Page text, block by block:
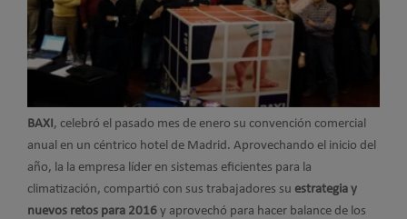
BAXI, celebró el pasado mes de enero su convención comercial
anual en un céntrico hotel de Madrid. Aprovechando el inicio del
año, la la empresa líder en sistemas eficientes para la
climatización, compartió con sus trabajadores su estrategia y
nuevos retos para 2016 y aprovechó para hacer balance de los